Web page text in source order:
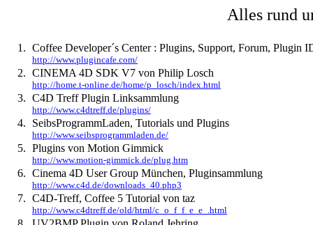
Alles rund
1. Coffee Developer´s Center : Plugins, Support, Forum, Plugin
http://www.plugincafe.com/
2. CINEMA 4D SDK V7 von Philip Losch
http://home.t-online.de/home/p_losch/index.html
3. C4D Treff Plugin Linksammlung
http://www.c4dtreff.de/plugins/
4. SeibsProgrammLaden, Tutorials und Plugins
http://www.seibsprogrammladen.de/
5. Plugins von Motion Gimmick
http://www.motion-gimmick.de/plug.htm
6. Cinema 4D User Group München, Pluginsammlung
http://www.c4d.de/downloads_40.php3
7. C4D-Treff, Coffee 5 Tutorial von taz
http://www.c4dtreff.de/old/html/c_o_f_f_e_e_.html